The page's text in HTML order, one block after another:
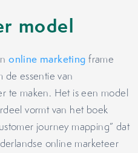
model
online marketing frame
de essentie van
te maken. Het is een model
vormt van het boek
journey mapping” dat
online marketeer